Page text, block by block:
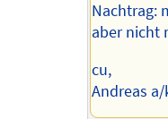
Nachtrag:
aber nicht
cu,
Andreas